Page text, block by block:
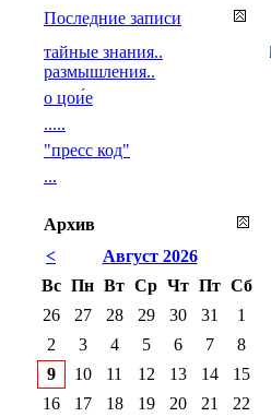
Последние записи
тайные знания..
размышления..
о цои́е
.....
"пресс код"
...
Архив
<
Август 2026
Вс Пн Вт Ср Чт Пт Сб
26
27 28 29 30 31
1
2
3 4 5 6 7
8
9
10 11 12 13 14
15
16
17 18 19 20 21
22